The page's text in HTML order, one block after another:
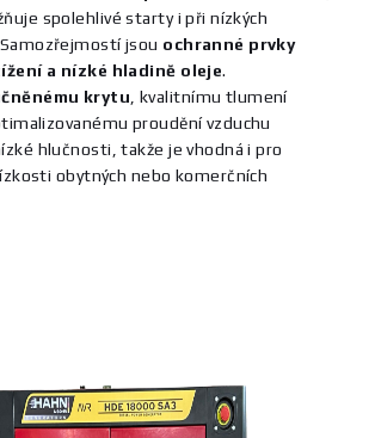
spolehlivé starty i při nízkých
jsou ochranné prvky
a nízké hladině oleje.
krytu , kvalitnímu tlumení
proudění vzduchu
hlučnosti, takže je vhodná i pro
obytných nebo komerčních